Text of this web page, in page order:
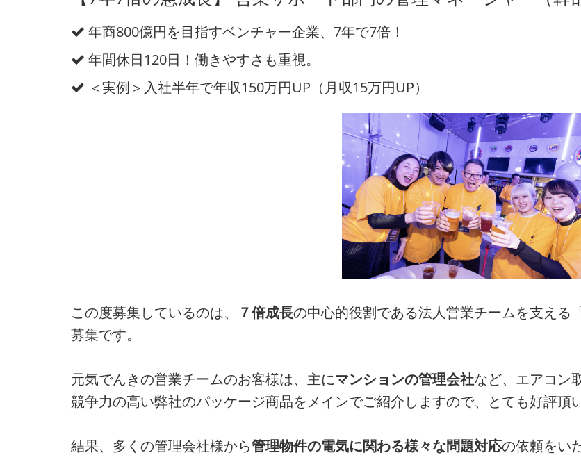
年商800億円を目指すベンチャー企業、7年で7倍！
年間休日120日！働きやすさも重視。
＜実例＞入社半年で年収150万円UP（月収15万円UP）
この度募集しているのは、 ７倍成長の中心的役割である法人営業チームを支える
募集です。
元気でんきの営業チームのお客様は、主にマンションの管理会社など、エアコン
競争力の高い弊社のパッケージ商品をメインでご紹介しますので、とても好評頂
結果、多くの管理会社様から管理物件の電気に関わる様々な問題対応の依頼をい